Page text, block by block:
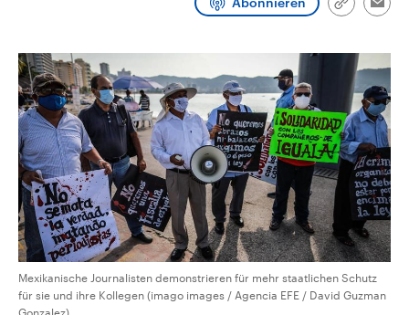
Link
Mexikanische Journalisten demonstrieren für mehr staatlichen Schutz
für sie und ihre Kollegen (imago images / Agencia EFE / David Guzman